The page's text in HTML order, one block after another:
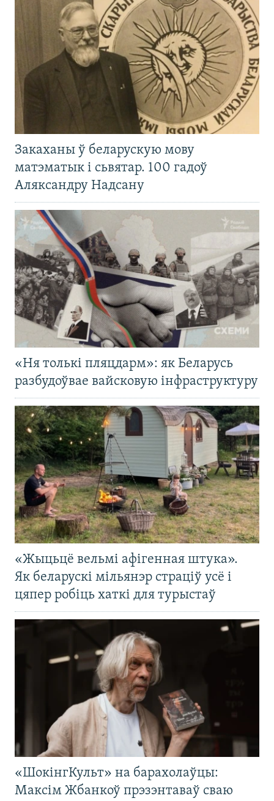
Закаханы ў беларускую мову
матэматык і сьвятар. 100 гадоў
Аляксандру Надсану
«Ня толькі пляцдарм»: як Беларусь
разбудоўвае вайсковую інфраструктуру
«Жыцьцё вельмі афігенная штука».
Як беларускі мільянэр страціў усё і
цяпер робіць хаткі для турыстаў
«ШокінгКульт» на барахолаўцы:
Максім Жбанкоў прэзэнтаваў сваю